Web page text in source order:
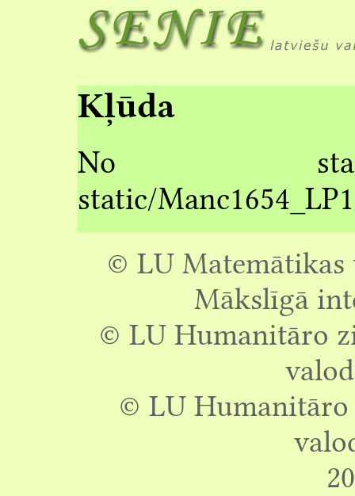
Kļūda
No
static/
© LU
Mākslīgā
© LU Humanitāro
© LU